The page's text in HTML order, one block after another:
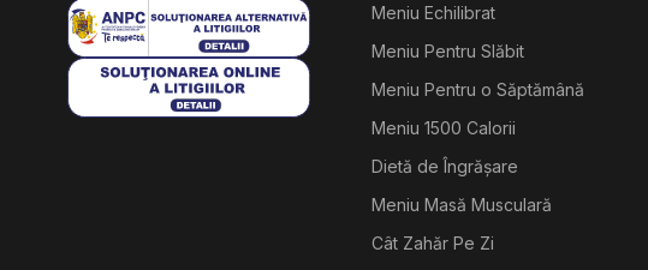
Meniu Echilibrat
Meniu Pentru Slăbit
Meniu Pentru o Săptămână
Meniu 1500 Calorii
Dietă de Îngrășare
Meniu Masă Musculară
Cât Zahăr Pe Zi